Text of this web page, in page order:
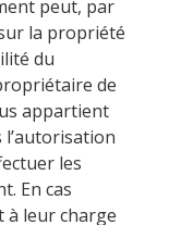
peut, par
la propriété
du
de
appartient
l’autorisation
les
En cas
à leur charge